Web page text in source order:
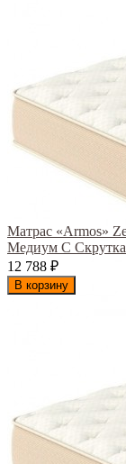
Матрас «Armos»
Медиум С Скрутка
12 788 ₽
В корзину